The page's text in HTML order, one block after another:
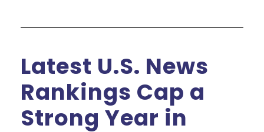
Latest U.S. News
Rankings Cap a
Strong Year in